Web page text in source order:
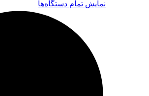
نمایش تمام دستگاه‌ها